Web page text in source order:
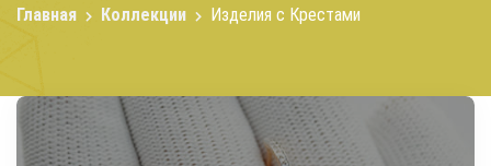
Главная Коллекции Изделия с Крестами